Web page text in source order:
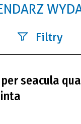
Filtry
seacula